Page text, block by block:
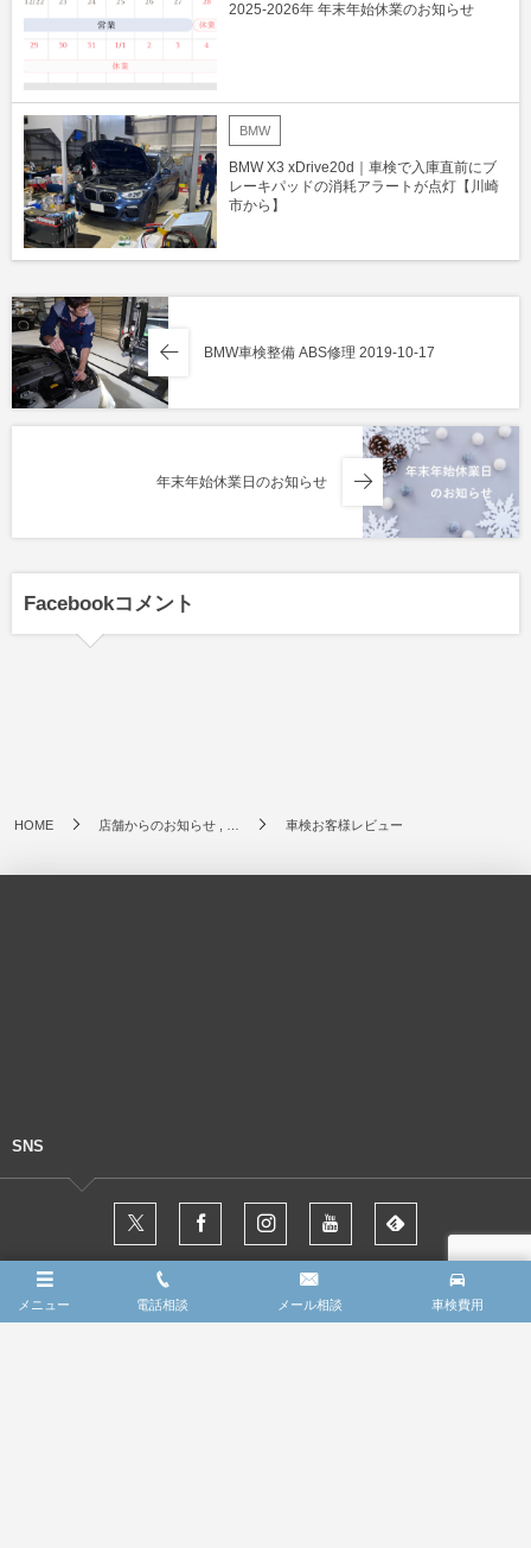
2025-2026年 年末年始休業のお知らせ
BMW
BMW X3 xDrive20d｜車検で入庫直前にブ
レーキパッドの消耗アラートが点灯【川崎
市から】
BMW車検整備 ABS修理 2019-10-17
年末年始休業日のお知らせ
Facebookコメント
HOME 店舗からのお知らせ , … 車検お客様レビュー
SNS
メニュー 電話相談 メール相談 車検費用